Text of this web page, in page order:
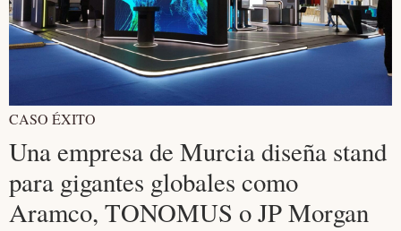
CASO ÉXITO
Una empresa de Murcia diseña stand
para gigantes globales como
Aramco, TONOMUS o JP Morgan